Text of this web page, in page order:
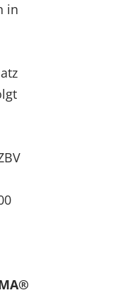
in